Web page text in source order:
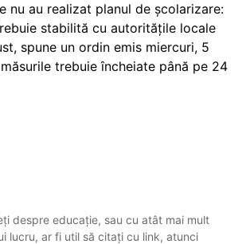
nu au realizat planul de școlarizare:
stabilită cu autoritățile locale
spune un ordin emis miercuri, 5
trebuie încheiate până pe 24
despre educație, sau cu atât mai mult
lucru, ar fi util să citați cu link, atunci